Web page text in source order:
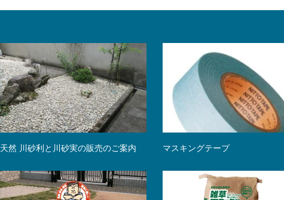
天然 川砂利と川砂実の販売のご案内 マスキングテープ